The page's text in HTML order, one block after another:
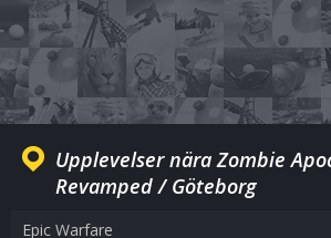
Upplevelser nära Zombie
Revamped / Göteborg
Epic Warfare